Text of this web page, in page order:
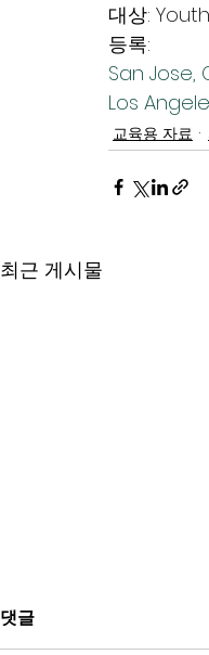
대상:
등록:
San Jose,
Los
교육용 자료
최근 게시물
Nothing to be
nor “Celebrate”
댓글